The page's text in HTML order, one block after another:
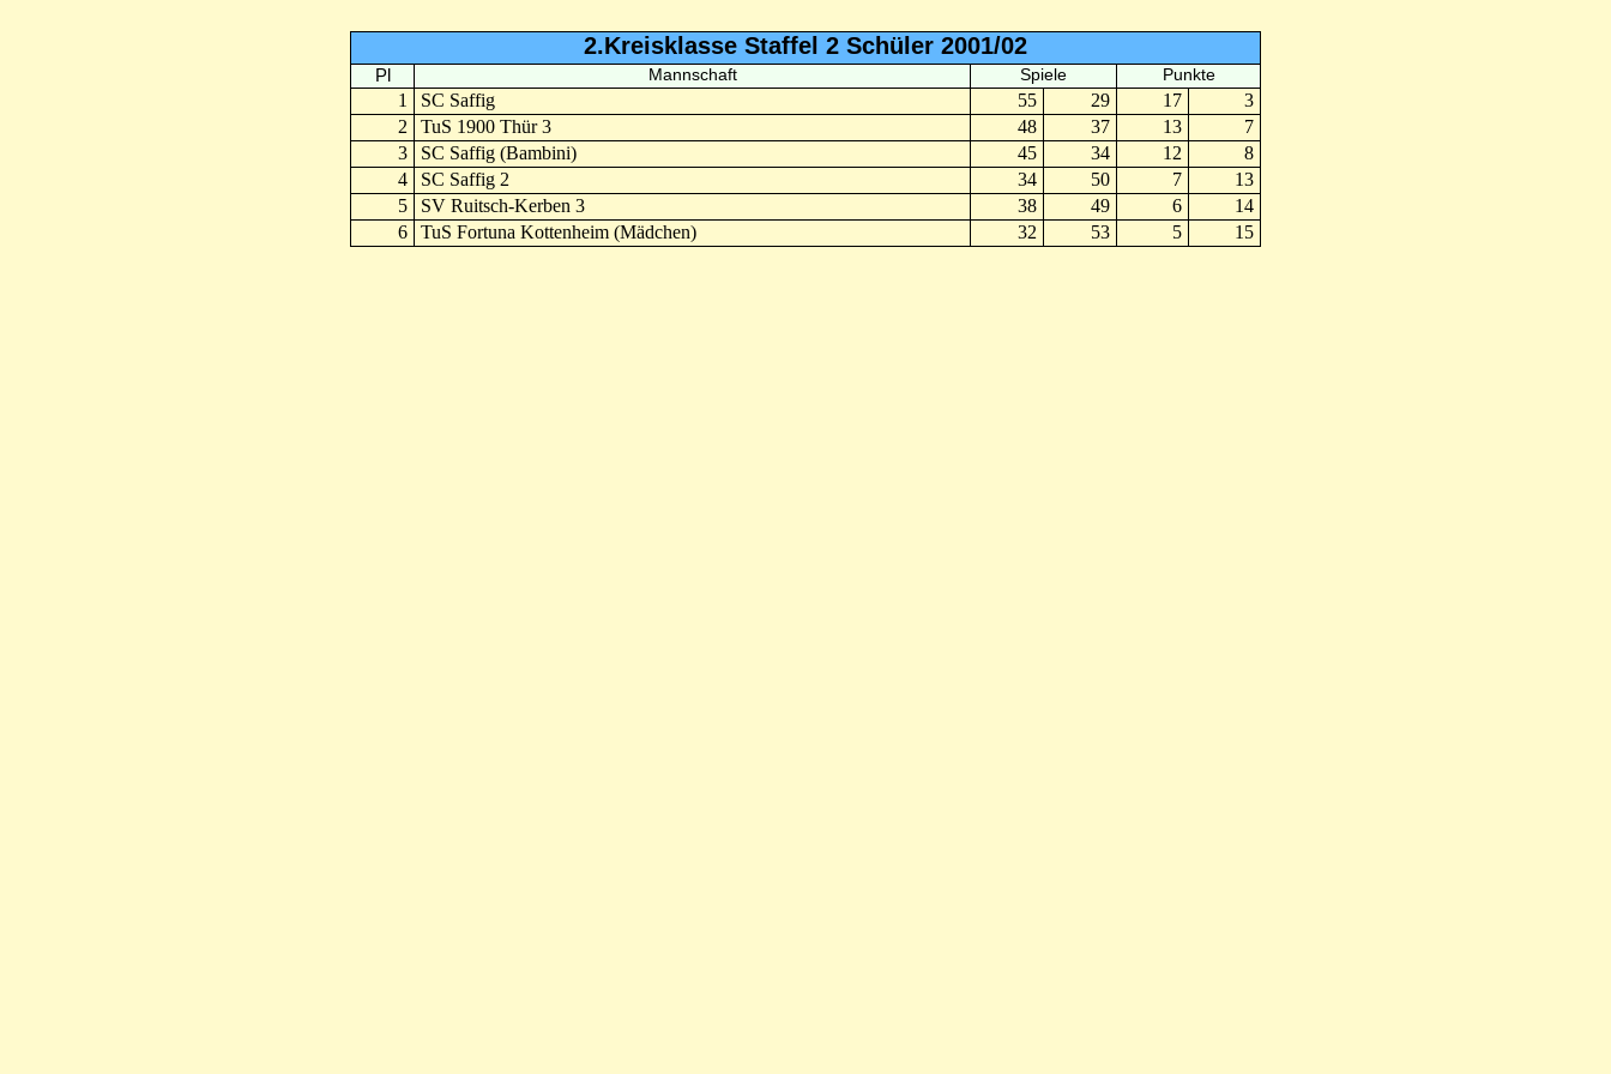
2.Kreisklasse Staffel 2 Schüler 2001/02
Pl Mannschaft Spiele Punkte
1 SC Saffig 55 29 17
3
2
TuS 1900 Thür 3 48 37 13
7
3
SC Saffig (Bambini) 45 34 12
8
4
SC Saffig 2 34 50 7
13
5
SV Ruitsch-Kerben 3 38 49 6
14
6
TuS Fortuna Kottenheim (Mädchen) 32 53 5 15